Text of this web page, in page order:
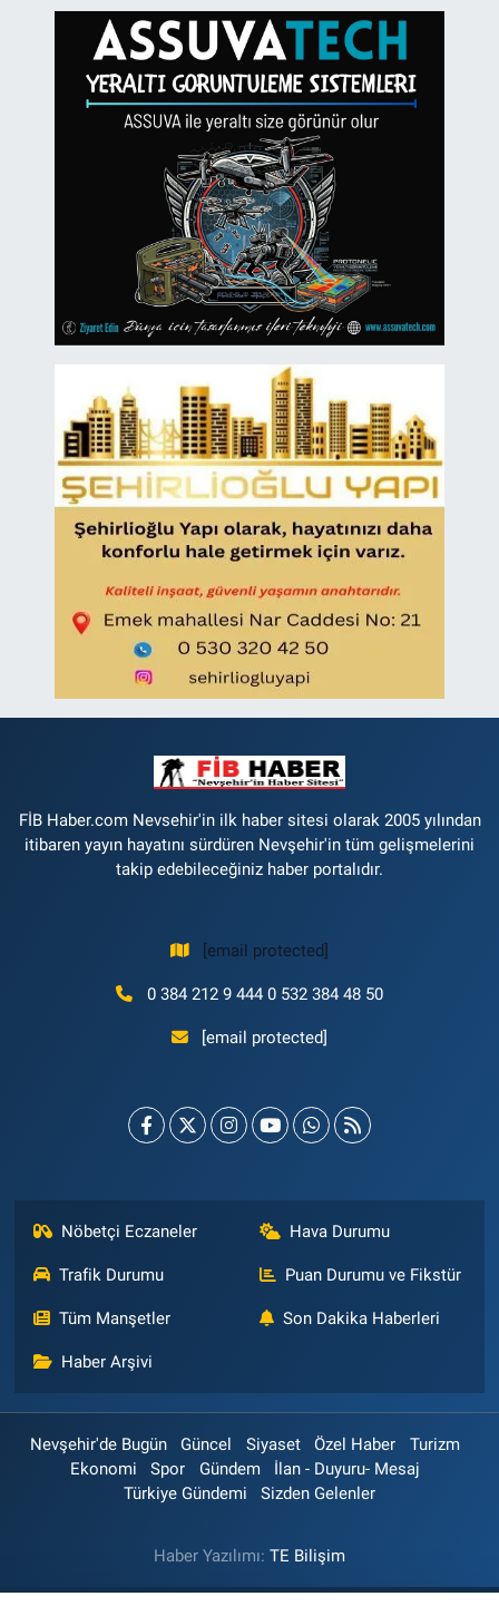
FİB Haber.com Nevsehir'in ilk haber sitesi olarak 2005 yılından
itibaren yayın hayatını sürdüren Nevşehir'in tüm gelişmelerini
takip edebileceğiniz haber portalıdır.
[email protected]
0 384 212 9 444 0 532 384 48 50
[email protected]
Nöbetçi Eczaneler Hava Durumu
Trafik Durumu Puan Durumu ve Fikstür
Tüm Manşetler Son Dakika Haberleri
Haber Arşivi
Nevşehir'de Bugün Güncel Siyaset Özel Haber
Turizm
Ekonomi
Spor Gündem
İlan - Duyuru- Mesaj
Türkiye Gündemi
Sizden Gelenler
Haber Yazılımı: TE Bilişim